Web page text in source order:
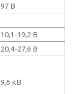
97 В
10,1-19,2 В
20,4-27,6 В
9,6 кВ